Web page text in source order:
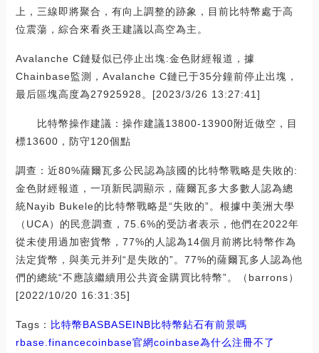
上，三線即將聚合，有向上調整的跡象，目前比特幣處于高
位震蕩，綜合來看炎王建議以高空為主。
Avalanche C鏈疑似已停止出塊:金色財經報道，據
Chainbase監測，Avalanche C鏈已于35分鐘前停止出塊，
最后區塊高度為27925928。[2023/3/26 13:27:41]
比特幣操作建議：操作建議13800-13900附近做空，目
標13600，防守120個點
調查：近80%薩爾瓦多公民認為該國的比特幣戰略是失敗的:
金色財經報道，一項新民調顯示，薩爾瓦多大多數人認為總
統Nayib Bukele的比特幣戰略是“失敗的”。根據中美洲大學
（UCA）的民意調查，75.6%的受訪者表示，他們在2022年
從未使用過加密貨幣，77%的人認為14個月前將比特幣作為
法定貨幣，與美元并列“是失敗的”。77%的薩爾瓦多人認為他
們的總統“不應該繼續用公共資金購買比特幣”。（barrons）
[2022/10/20 16:31:35]
Tags： 比特幣BASBASEINB比特幣鉆石有前景嗎
rbase.financecoinbase官網coinbase為什么注冊不了